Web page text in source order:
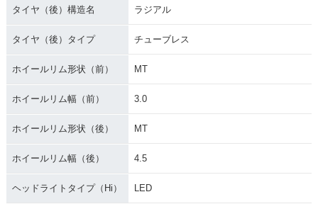
タイヤ（後）構造名 ラジアル
タイヤ（後）タイプ チューブレス
ホイールリム形状（前） MT
ホイールリム幅（前） 3.0
ホイールリム形状（後） MT
ホイールリム幅（後） 4.5
ヘッドライトタイプ（Hi） LED